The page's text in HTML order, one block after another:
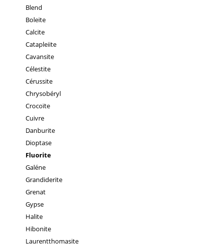
Blend
Boleite
Calcite
Catapleiite
Cavansite
Célestite
Cérussite
Chrysobéryl
Crocoïte
Cuivre
Danburite
Dioptase
Fluorite
Galéne
Grandiderite
Grenat
Gypse
Halite
Hibonite
Laurentthomasite